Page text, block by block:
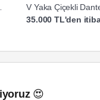
V Yaka Çiçekli
Gelinlik
35.000 TL'den
😍